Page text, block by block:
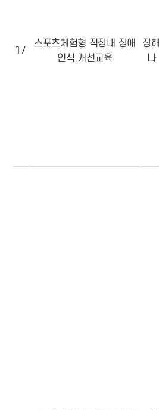
17
스포츠체험형 직장내 장애
인식 개선교육
장해
나